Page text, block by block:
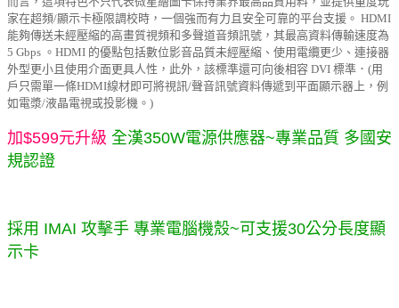
家在超頻/顯示卡極限調校時，一個強而有力且安全可靠的平台支援。 HDMI
能夠傳送未經壓縮的高畫質視頻和多聲道音頻訊號，其最高資料傳輸速度為
5 Gbps 。HDMI 的優點包括數位影音品質未經壓縮、使用電纜更少、連接器
外型更小且使用介面更具人性，此外，該標準還可向後相容 DVI 標準．(用
戶只需單一條HDMI線材即可將視訊/聲音訊號資料傳遞到平面顯示器上，例
如電漿/液晶電視或投影機。)
加$599元升級 全漢350W電源供應器~專業品質 多國安
規認證
採用 IMAI 攻擊手 專業電腦機殼~可支援30公分長度顯
示卡